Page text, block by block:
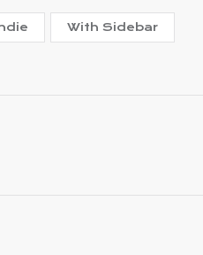
With Sidebar